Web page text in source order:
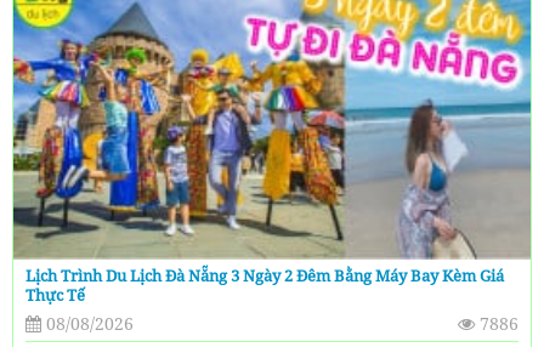
Lịch Trình Du Lịch Đà Nẵng 3 Ngày 2 Đêm Bằng Máy Bay Kèm Giá
Thực Tế
08/08/2026
7886